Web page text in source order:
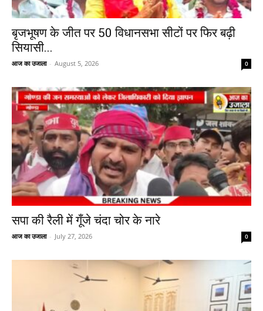
बृजभूषण के जीत पर 50 विधानसभा सीटों पर फिर बढ़ी
सियासी...
आज का उजाला - August 5, 2026 0
सपा की रैली में गूँजे चंदा चोर के नारे
आज का उजाला - July 27, 2026 0